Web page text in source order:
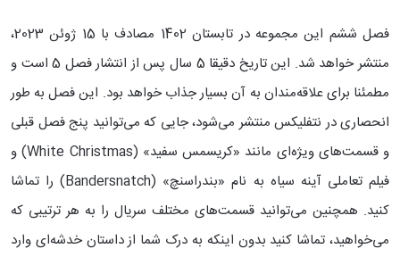
فصل ششم این مجموعه در تابستان 1402 مصادف با 15 ژوئن 2023،
منتشر خواهد شد. این تاریخ دقیقا 5 سال پس از انتشار فصل 5 است و
مطمئنا برای علاقه‌مندان به آن بسیار جذاب خواهد بود. این فصل به طور
انحصاری در نتفلیکس منتشر می‌شود، جایی که می‌توانید پنج فصل قبلی
و قسمت‌های ویژه‌ای مانند «کریسمس سفید» (White Christmas) و
فیلم تعاملی آینه سیاه به نام «بندراسنچ» (Bandersnatch) را تماشا
کنید. همچنین می‌توانید قسمت‌های مختلف سریال را به هر ترتیبی که
می‌خواهید، تماشا کنید بدون اینکه به درک شما از داستان خدشه‌ای وارد